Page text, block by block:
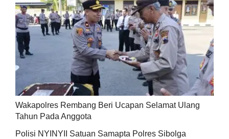
Wakapolres Rembang Beri Ucapan Selamat Ulang
Tahun Pada Anggota
Polisi NYINYII Satuan Samapta Polres Sibolga